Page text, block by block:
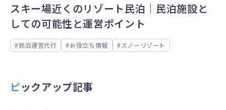
スキー場近くのリゾート民泊｜民泊施設と
しての可能性と運営ポイント
民泊運営代行 お役立ち情報 スノーリゾート
ピックアップ記事